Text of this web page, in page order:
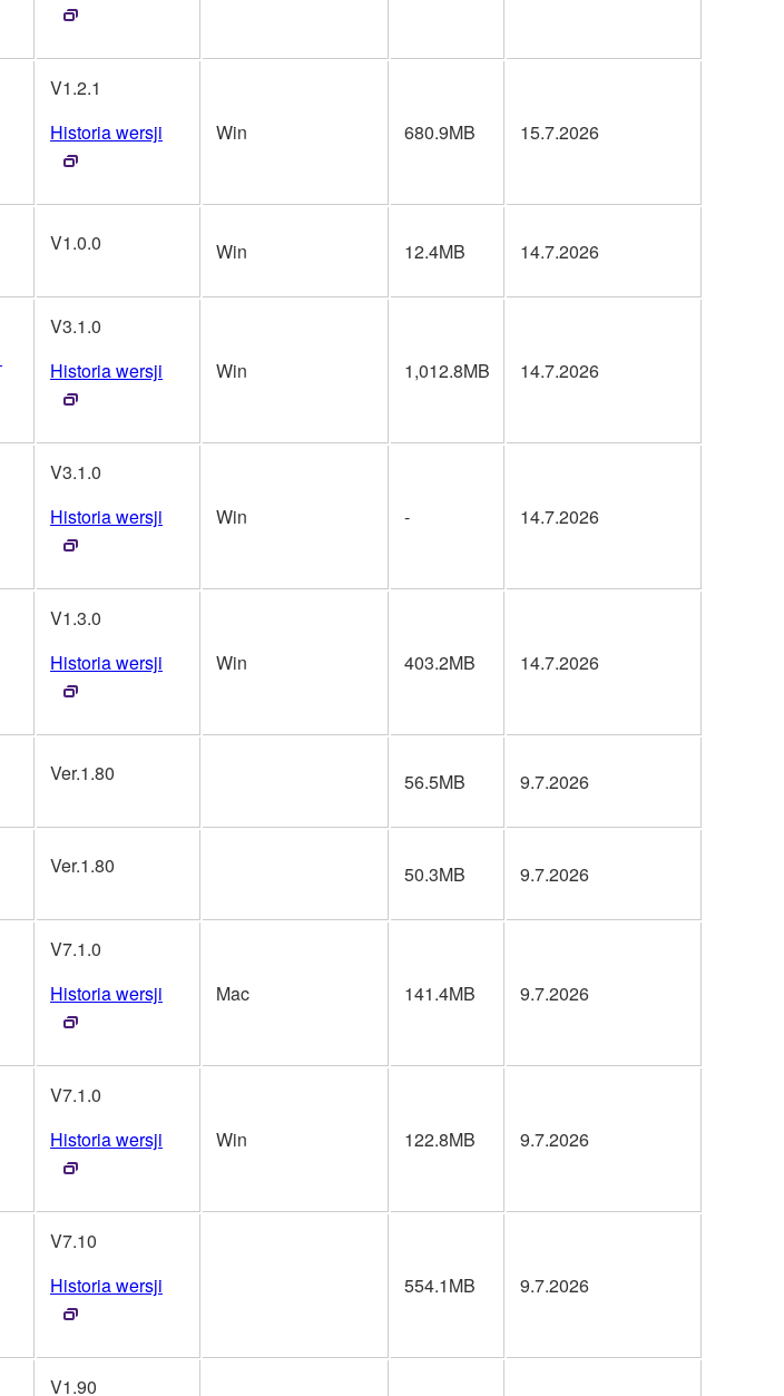
V1.2.1
Historia wersji
Win 680.9MB 15.7.2026
V1.0.0 Win 12.4MB 14.7.2026
V3.1.0
Historia wersji
Win 1,012.8MB 14.7.2026
V3.1.0
Historia wersji
Win - 14.7.2026
V1.3.0
Historia wersji
Win 403.2MB 14.7.2026
Ver.1.80 56.5MB 9.7.2026
Ver.1.80 50.3MB 9.7.2026
V7.1.0
Historia wersji
Mac 141.4MB 9.7.2026
V7.1.0
Historia wersji
Win 122.8MB 9.7.2026
V7.10
Historia wersji
554.1MB 9.7.2026
V1.90